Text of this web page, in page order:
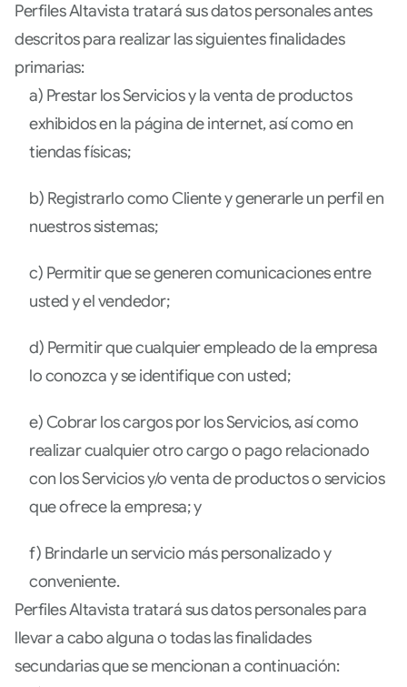
Perfiles Altavista tratará sus datos personales antes
descritos para realizar las siguientes finalidades
primarias:
a) Prestar los Servicios y la venta de productos
exhibidos en la página de internet, así como en
tiendas físicas;
b) Registrarlo como Cliente y generarle un perfil en
nuestros sistemas;
c) Permitir que se generen comunicaciones entre
usted y el vendedor;
d) Permitir que cualquier empleado de la empresa
lo conozca y se identifique con usted;
e) Cobrar los cargos por los Servicios, así como
realizar cualquier otro cargo o pago relacionado
con los Servicios y/o venta de productos o servicios
que ofrece la empresa; y
f) Brindarle un servicio más personalizado y
conveniente.
Perfiles Altavista tratará sus datos personales para
llevar a cabo alguna o todas las finalidades
secundarias que se mencionan a continuación: